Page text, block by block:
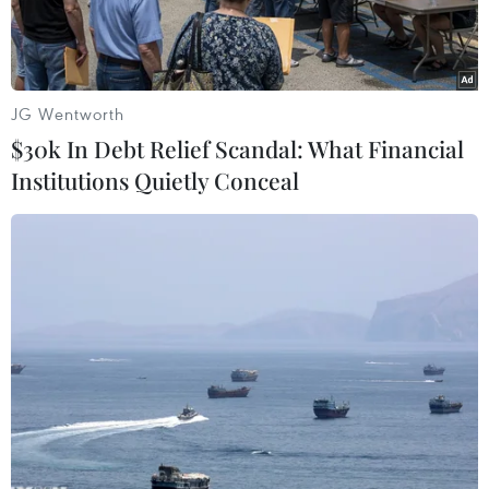
Phụ huynh cần mặc ấm cho con trong ngày giá rét. (Ảnh: Phạm
Mai/Vietnam+)
Hôm nay, 24/1, là ngày thứ hai nhiệt độ của Thủ
đô xuống dưới 10 độ C. Một số trường mầm non,
JG Wentworth
$30k In Debt Relief Scandal: What Financial
Institutions Quietly Conceal